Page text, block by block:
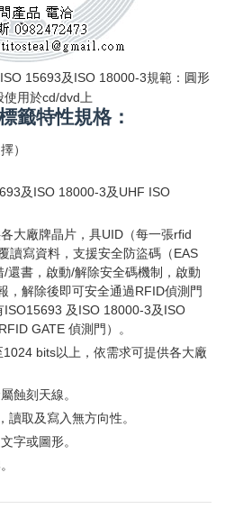
15693及ISO 18000-3規範：圓形
使用於cd/dvd上
籤特性規格：
）
及ISO 18000-3及UHF ISO
大廠牌晶片，具UID（每一張rfid
讀寫資料，支援安全防盜碼（EAS
還書，啟動/解除安全碼機制，啟動
，解除後即可安全通過RFID偵測門
及ISO 18000-3及ISO
GATE 偵測門）。
bits以上，依需求可提供各大廠
蝕刻天線。
取及寫入無方向性。
字或圖形。